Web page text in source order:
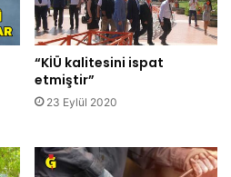
“KİÜ kalitesini ispat
etmiştir”
23 Eylül 2020